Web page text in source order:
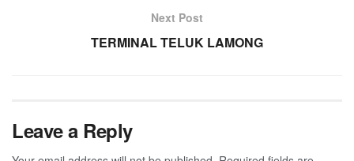
Next Post
TERMINAL TELUK LAMONG
Leave a Reply